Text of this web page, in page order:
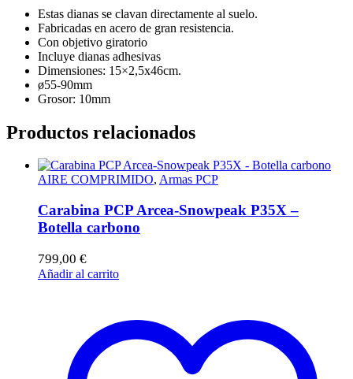
Estas dianas se clavan directamente al suelo.
Fabricadas en acero de gran resistencia.
Con objetivo giratorio
Incluye dianas adhesivas
Dimensiones: 15×2,5x46cm.
ø55-90mm
Grosor: 10mm
Productos relacionados
AIRE COMPRIMIDO, Armas PCP
Carabina PCP Arcea-Snowpeak P35X –
Botella carbono
799,00 €
Añadir al carrito